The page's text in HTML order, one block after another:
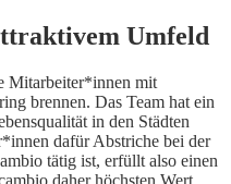
Umfeld
Mitarbeiter*innen mit
brennen. Das Team hat ein
in den Städten
dafür Abstriche bei der
tätig ist, erfüllt also einen
daher höchsten Wert